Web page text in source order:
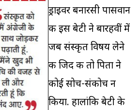
ड्राइवर बनारसी पासवान
की इस बेटी ने बारहवीं में
जब संस्कृत विषय लेने
की जिद की तो पिता ने
कोई सोच-संकोच न
किया. हालांकि बेटी के